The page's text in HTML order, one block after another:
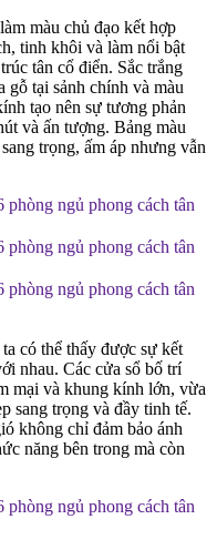
màu chủ đạo kết hợp
tinh khôi và làm nổi bật
tân cổ điển. Sắc trắng
gỗ tại sảnh chính và màu
tạo nên sự tương phản
và ấn tượng. Bảng màu
trọng, ấm áp nhưng vẫn
có thể thấy được sự kết
nhau. Các cửa sổ bố trí
mại và khung kính lớn, vừa
sang trọng và đầy tinh tế.
không chỉ đảm bảo ánh
năng bên trong mà còn